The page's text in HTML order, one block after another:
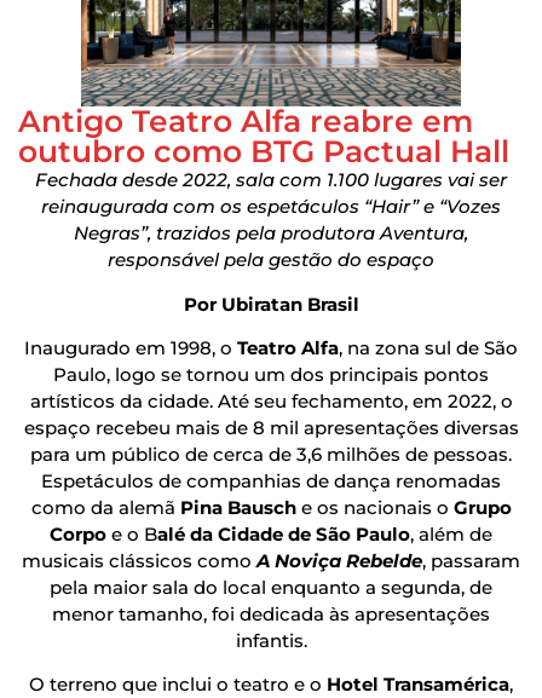
Antigo Teatro Alfa reabre em
outubro como BTG Pactual Hall
Fechada desde 2022, sala com 1.100 lugares vai ser
reinaugurada com os espetáculos “Hair” e “Vozes
Negras”, trazidos pela produtora Aventura,
responsável pela gestão do espaço
Por Ubiratan Brasil
Inaugurado em 1998, o Teatro Alfa, na zona sul de São
Paulo, logo se tornou um dos principais pontos
artísticos da cidade. Até seu fechamento, em 2022, o
espaço recebeu mais de 8 mil apresentações diversas
para um público de cerca de 3,6 milhões de pessoas.
Espetáculos de companhias de dança renomadas
como da alemã Pina Bausche os nacionais o Grupo
Corpo e o Balé da Cidade de São Paulo, além de
musicais clássicos comoA Noviça Rebelde, passaram
pela maior sala do local enquanto a segunda, de
menor tamanho, foi dedicada às apresentações
infantis.
O terreno que inclui o teatro e o Hotel Transamérica,